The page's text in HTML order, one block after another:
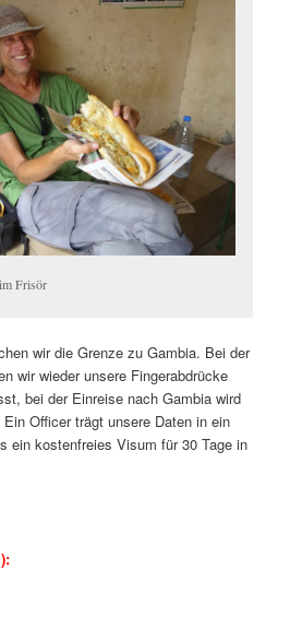
Frisör
wir die Grenze zu Gambia. Bei der
wir wieder unsere Fingerabdrücke
bei der Einreise nach Gambia wird
Officer trägt unsere Daten in ein
ein kostenfreies Visum für 30 Tage in